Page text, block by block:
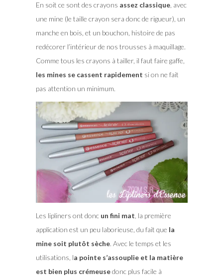
En soit ce sont des crayons assez classique, avec
une mine (le taille crayon sera donc de rigueur), un
manche en bois, et un bouchon, histoire de pas
redécorer l’intérieur de nos trousses à maquillage.
Comme tous les crayons à tailler, il faut faire gaffe,
les mines se cassent rapidement si on ne fait
pas attention un minimum.
Les lipliners ont donc un fini mat , la première
application est un peu laborieuse, du fait que la
mine soit plutôt sèche. Avec le temps et les
utilisations, la pointe s’assouplie et la matière
est bien plus crémeusedonc plus facile à